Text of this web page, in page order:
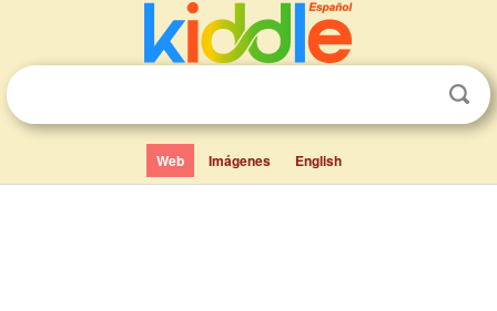
Web Imágenes English